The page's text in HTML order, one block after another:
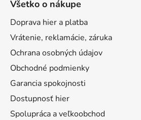
Všetko o nákupe
Doprava hier a platba
Vrátenie, reklamácie, záruka
Ochrana osobných údajov
Obchodné podmienky
Garancia spokojnosti
Dostupnosť hier
Spolupráca a veľkoobchod